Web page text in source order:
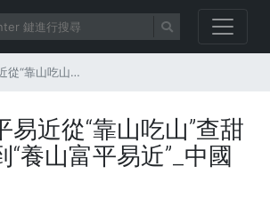
養網到“養山富平易近”_中國網
易近從“靠山吃山”查甜
養山富平易近”_中國